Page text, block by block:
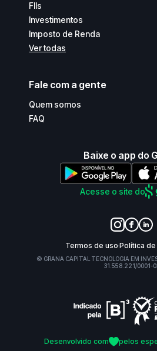
FIIs
Investimentos
Imposto de Renda
Ver todas
Fale com a gente
Quem somos
FAQ
Baixe o app do
Acesse o site do
Termos de uso Política
© GRANA CAPITAL TECNOLOGIA EM
31.558.221/0001-
Desenvolvido com pelos